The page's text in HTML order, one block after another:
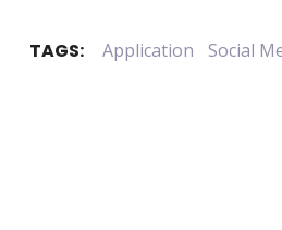
TAGS: Application Social